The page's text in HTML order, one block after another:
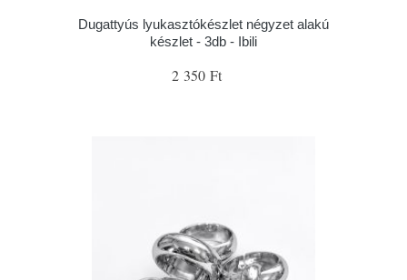
Dugattyús lyukasztókészlet négyzet alakú
készlet - 3db - Ibili
2 350 Ft